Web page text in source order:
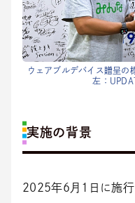
ウェアブルデバイス贈呈の
左：
実施の背景
2025年6月1日に施行